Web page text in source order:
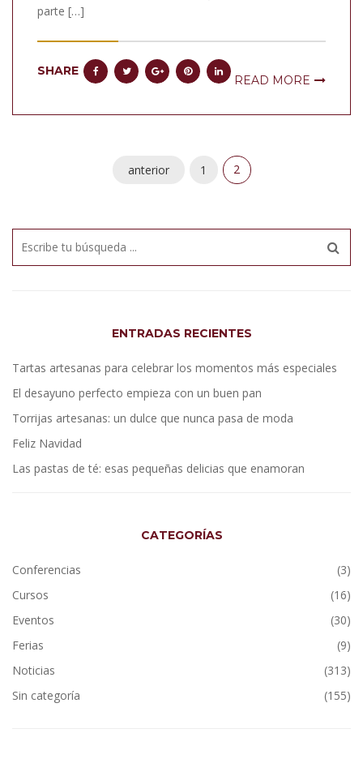
parte […]
SHARE
READ MORE
anterior 1 2
ENTRADAS RECIENTES
Tartas artesanas para celebrar los momentos más especiales
El desayuno perfecto empieza con un buen pan
Torrijas artesanas: un dulce que nunca pasa de moda
Feliz Navidad
Las pastas de té: esas pequeñas delicias que enamoran
CATEGORÍAS
Conferencias
(3)
Cursos
(16)
Eventos
(30)
Ferias
(9)
Noticias
(313)
Sin categoría
(155)